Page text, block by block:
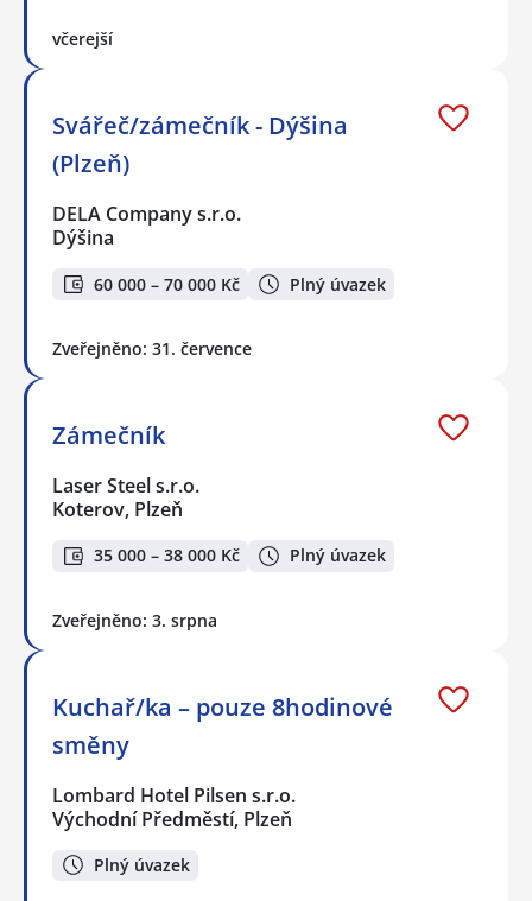
včerejší
Svářeč/zámečník - Dýšina
(Plzeň)
DELA Company s.r.o.
Dýšina
60 000 – 70 000 Kč Plný úvazek
Zveřejněno: 31. července
Zámečník
Laser Steel s.r.o.
Koterov, Plzeň
35 000 – 38 000 Kč Plný úvazek
Zveřejněno: 3. srpna
Kuchař/ka – pouze 8hodinové
směny
Lombard Hotel Pilsen s.r.o.
Východní Předměstí, Plzeň
Plný úvazek